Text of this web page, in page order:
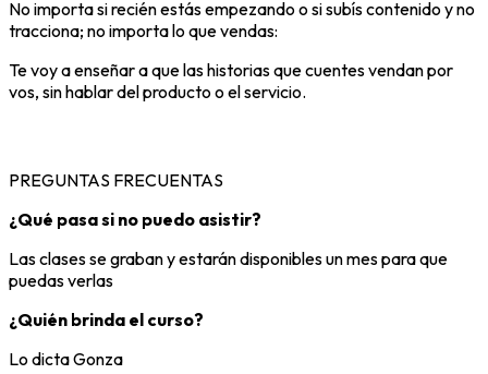
No importa si recién estás empezando o si subís contenido y no
tracciona; no importa lo que vendas:
Te voy a enseñar a que las historias que cuentes vendan por
vos, sin hablar del producto o el servicio.
PREGUNTAS FRECUENTAS
¿Qué pasa si no puedo asistir?
Las clases se graban y estarán disponibles un mes para que
puedas verlas
¿Quién brinda el curso?
Lo dicta Gonza